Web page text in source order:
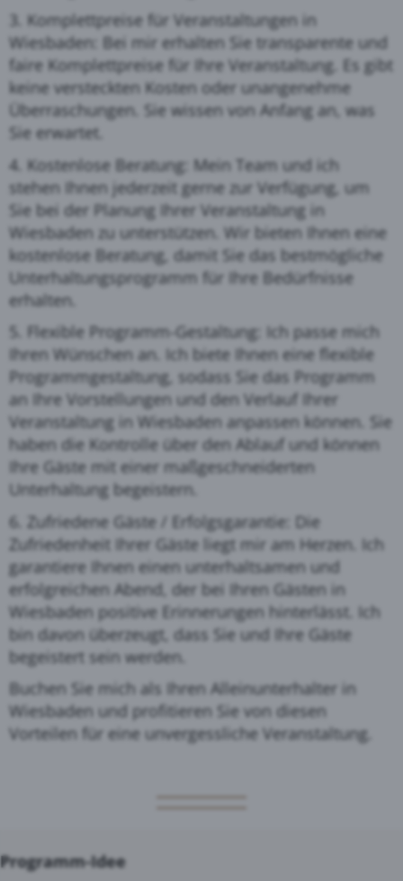
3. Komplettpreise für Veranstaltungen in
Wiesbaden: Bei mir erhalten Sie transparente und
faire Komplettpreise für Ihre Veranstaltung. Es gibt
keine versteckten Kosten oder unangenehme
Überraschungen. Sie wissen von Anfang an, was
Sie erwartet.
4. Kostenlose Beratung: Mein Team und ich
stehen Ihnen jederzeit gerne zur Verfügung, um
Sie bei der Planung Ihrer Veranstaltung in
Wiesbaden zu unterstützen. Wir bieten Ihnen eine
kostenlose Beratung, damit Sie das bestmögliche
Unterhaltungsprogramm für Ihre Bedürfnisse
erhalten.
5. Flexible Programm-Gestaltung: Ich passe mich
Ihren Wünschen an. Ich biete Ihnen eine flexible
Programmgestaltung, sodass Sie das Programm
an Ihre Vorstellungen und den Verlauf Ihrer
Veranstaltung in Wiesbaden anpassen können. Sie
haben die Kontrolle über den Ablauf und können
Ihre Gäste mit einer maßgeschneiderten
Unterhaltung begeistern.
6. Zufriedene Gäste / Erfolgsgarantie: Die
Zufriedenheit Ihrer Gäste liegt mir am Herzen. Ich
garantiere Ihnen einen unterhaltsamen und
erfolgreichen Abend, der bei Ihren Gästen in
Wiesbaden positive Erinnerungen hinterlässt. Ich
bin davon überzeugt, dass Sie und Ihre Gäste
begeistert sein werden.
Buchen Sie mich als Ihren Alleinunterhalter in
Wiesbaden und profitieren Sie von diesen
Vorteilen für eine unvergessliche Veranstaltung.
Programm-Idee